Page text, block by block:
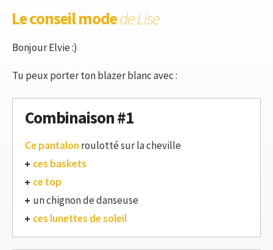
Le conseil modede Lise
Bonjour Elvie :)
Tu peux porter ton blazer blanc avec :
Combinaison #1
Ce pantalon roulotté sur la cheville
ces baskets
ce top
un chignon de danseuse
ces lunettes de soleil